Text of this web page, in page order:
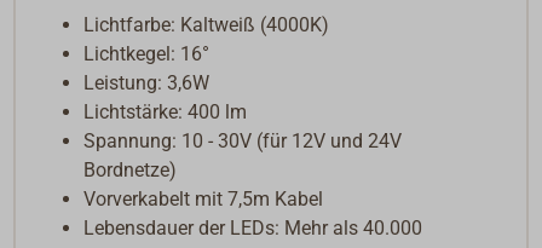
Lichtfarbe: Kaltweiß (4000K)
Lichtkegel: 16°
Leistung: 3,6W
Lichtstärke: 400 lm
Spannung: 10 - 30V (für 12V und 24V
Bordnetze)
Vorverkabelt mit 7,5m Kabel
Lebensdauer der LEDs: Mehr als 40.000